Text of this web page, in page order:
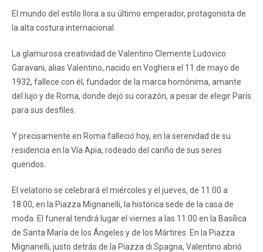
El mundo del estilo llora a su último emperador, protagonista de
la alta costura internacional.
La glamurosa creatividad de Valentino Clemente Ludovico
Garavani, alias Valentino, nacido en Voghera el 11 de mayo de
1932, fallece con él, fundador de la marca homónima, amante
del lujo y de Roma, donde dejó su corazón, a pesar de elegir París
para sus desfiles.
Y precisamente en Roma falleció hoy, en la serenidad de su
residencia en la Vía Apia, rodeado del cariño de sus seres
queridos.
El velatorio se celebrará el miércoles y el jueves, de 11:00 a
18:00, en la Piazza Mignanelli, la histórica sede de la casa de
moda. El funeral tendrá lugar el viernes a las 11:00 en la Basílica
de Santa María de los Ángeles y de los Mártires. En la Piazza
Mignanelli, justo detrás de la Piazza di Spagna, Valentino abrió